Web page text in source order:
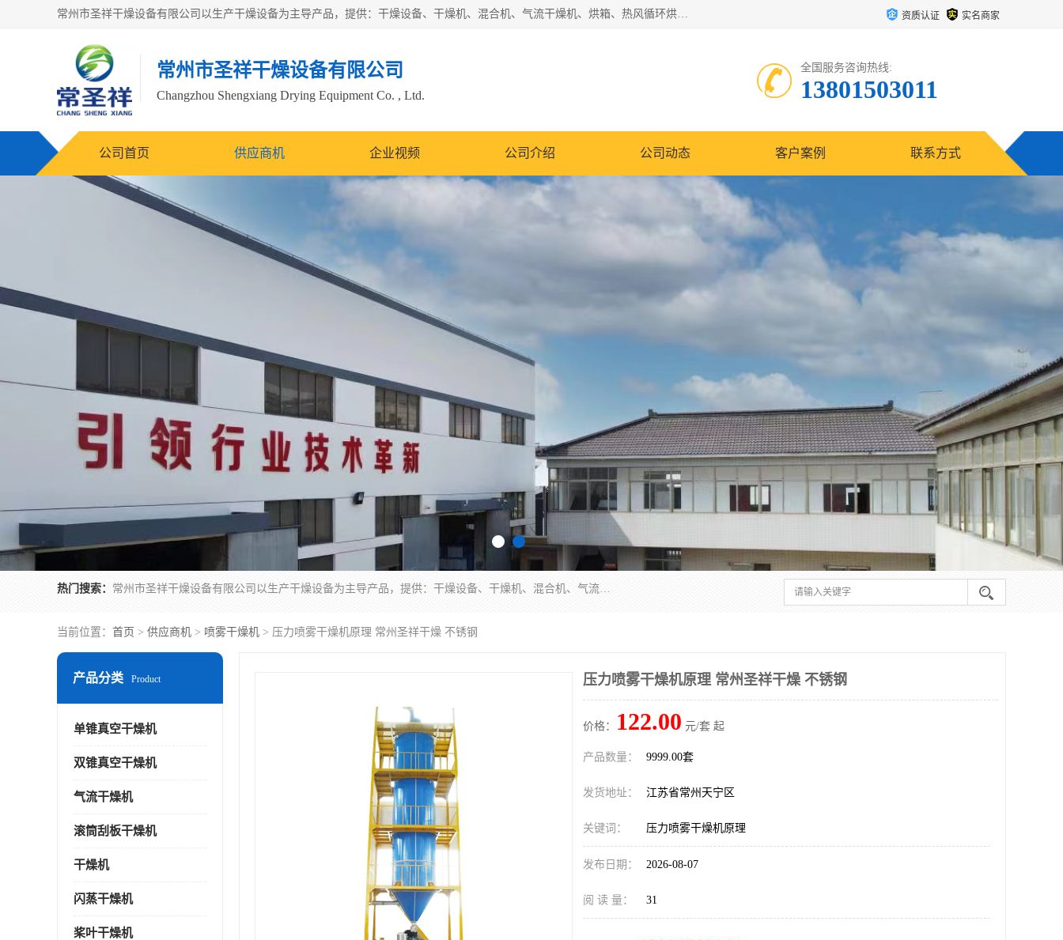
常州市圣祥干燥设备有限公司以生产干燥设备为主导产品，提供：干燥设备、干燥机、混合机、气流干燥机、烘箱、热风循环烘箱、沸腾干燥机、烘干机、喷雾干燥机等产品的生产、制造与销售服务。 资质认证 实名商家
常州市圣祥干燥设备有限公司
Changzhou Shengxiang Drying Equipment Co. , Ltd.
全国服务咨询热线:
13801503011
公司首页 供应商机 企业视频 公司介绍 公司动态 客户案例 联系方式
热门搜索： 常州市圣祥干燥设备有限公司以生产干燥设备为主导产品，提供：干燥设备、干燥机、混合机、气流干燥机、烘箱、热风循环烘箱、沸腾干燥机、烘干机、喷雾干燥机等产品的生产、制造与销售服务。
当前位置： 首页 > 供应商机 > 喷雾干燥机 > 压力喷雾干燥机原理 常州圣祥干燥 不锈钢
产品分类 Product
单锥真空干燥机
双锥真空干燥机
气流干燥机
滚筒刮板干燥机
干燥机
闪蒸干燥机
桨叶干燥机
压力喷雾干燥机原理 常州圣祥干燥 不锈钢
价格： 122.00 元/套 起
产品数量： 9999.00套
发货地址： 江苏省常州天宁区
关键词： 压力喷雾干燥机原理
发布日期： 2026-08-07
阅 读 量： 31